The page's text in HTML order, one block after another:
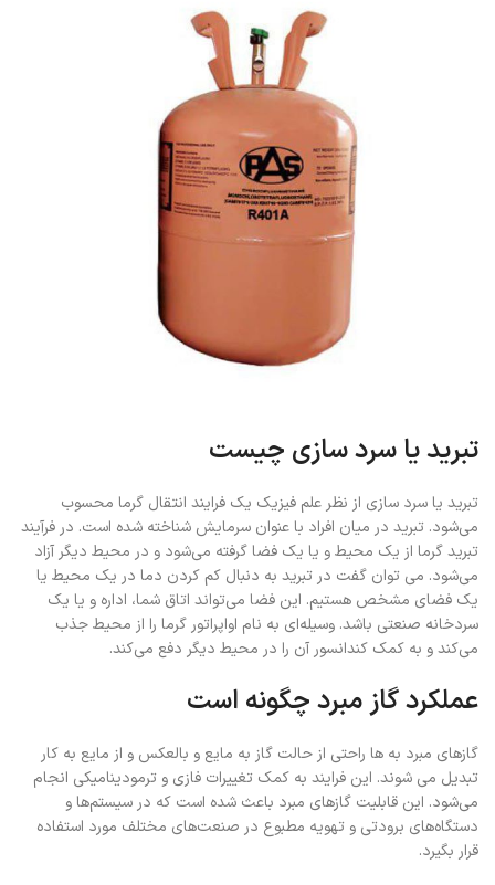
تبرید یا سرد سازی چیست
تبرید یا سرد سازی از نظر علم فیزیک یک فرایند انتقال گرما محسوب
می‌شود. تبرید در میان افراد با عنوان سرمایش شناخته شده است. در فرآیند
تبرید گرما از یک محیط و یا یک فضا گرفته می‌شود و در محیط دیگر آزاد
می‌شود. می توان گفت در تبرید به دنبال کم کردن دما در یک محیط یا
یک فضای مشخص هستیم. این فضا می‌تواند اتاق شما، اداره و یا یک
سردخانه صنعتی باشد. وسیله‌ای به نام اواپراتور گرما را از محیط جذب
می‌کند و به کمک کندانسور آن را در محیط دیگر دفع می‌کند.
عملکرد گاز مبرد چگونه است
گازهای مبرد به ها راحتی از حالت گاز به مایع و بالعکس و از مایع به کار
تبدیل می شوند. این فرایند به کمک تغییرات فازی و ترمودینامیکی انجام
می‌شود. این قابلیت گازهای مبرد باعث شده است که در سیستم‌ها و
دستگاه‌های برودتی و تهویه مطبوع در صنعت‌های مختلف مورد استفاده
قرار بگیرد.